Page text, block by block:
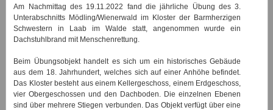
Am Nachmittag des 19.11.2022 fand die jährliche Übung des 3.
Unterabschnitts Mödling/Wienerwald im Kloster der Barmherzigen
Schwestern in Laab im Walde statt, angenommen wurde ein
Dachstuhlbrand mit Menschenrettung.
Beim Übungsobjekt handelt es sich um ein historisches Gebäude
aus dem 18. Jahrhundert, welches sich auf einer Anhöhe befindet.
Das Kloster besteht aus einem Kellergeschoss, einem Erdgeschoss,
vier Obergeschossen und den Dachboden. Die einzelnen Ebenen
sind über mehrere Stiegen verbunden. Das Objekt verfügt über eine